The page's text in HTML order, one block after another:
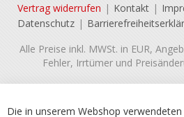
Vertrag widerrufen Kontakt
Datenschutz
Alle Preise inkl. MWSt. in EUR,
Fehler, Irrtümer und
Die in unserem Webshop